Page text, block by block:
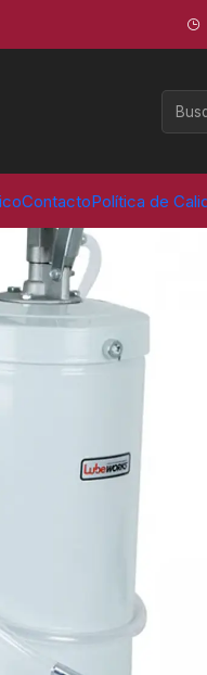
ContactoPolítica de
Pato de lubricación 16L -